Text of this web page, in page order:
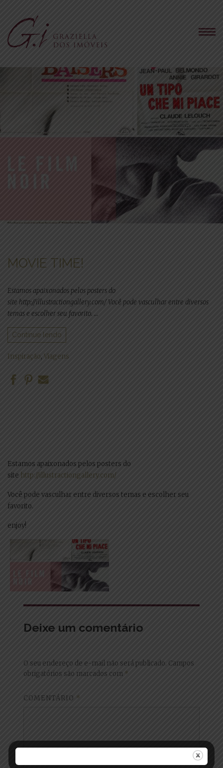
MOVIE TIME!
Estamos apaixonados pelos posters do
site http://illustractiongallery.com/ Você pode vasculhar entre diversos
temas e escolher seu favorito. …
Continue lendo
Inspiração, Viagens
Estamos apaixonados pelos posters do
site http://illustractiongallery.com/
Você pode vasculhar entre diversos temas e escolher seu
favorito.
enjoy!
Deixe um comentário
O seu endereço de e-mail não será publicado. Campos
obrigatórios são marcados com *
COMENTÁRIO *